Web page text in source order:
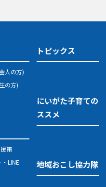
人の方)
の方)
策
LINE
トピックス
にいがた子育ての
ススメ
地域おこし協力隊